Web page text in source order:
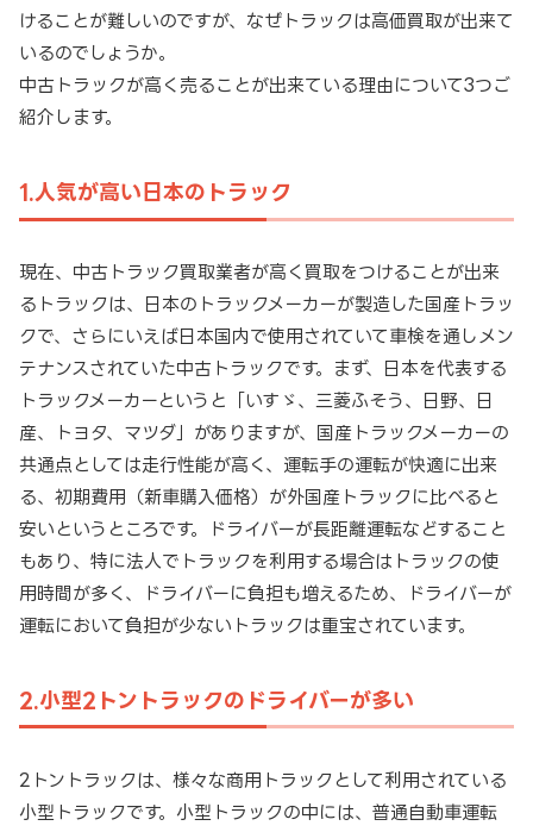
けることが難しいのですが、なぜトラックは高価買取が出来て
いるのでしょうか。
中古トラックが高く売ることが出来ている理由について3つご
紹介します。
1.人気が高い日本のトラック
現在、中古トラック買取業者が高く買取をつけることが出来
るトラックは、日本のトラックメーカーが製造した国産トラッ
クで、さらにいえば日本国内で使用されていて車検を通しメン
テナンスされていた中古トラックです。まず、日本を代表する
トラックメーカーというと「いすゞ、三菱ふそう、日野、日
産、トヨタ、マツダ」がありますが、国産トラックメーカーの
共通点としては走行性能が高く、運転手の運転が快適に出来
る、初期費用（新車購入価格）が外国産トラックに比べると
安いというところです。ドライバーが長距離運転などすること
もあり、特に法人でトラックを利用する場合はトラックの使
用時間が多く、ドライバーに負担も増えるため、ドライバーが
運転において負担が少ないトラックは重宝されています。
2.小型2トントラックのドライバーが多い
2トントラックは、様々な商用トラックとして利用されている
小型トラックです。小型トラックの中には、普通自動車運転